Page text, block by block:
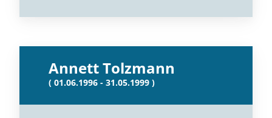
Annett Tolzmann
( 01.06.1996 - 31.05.1999 )